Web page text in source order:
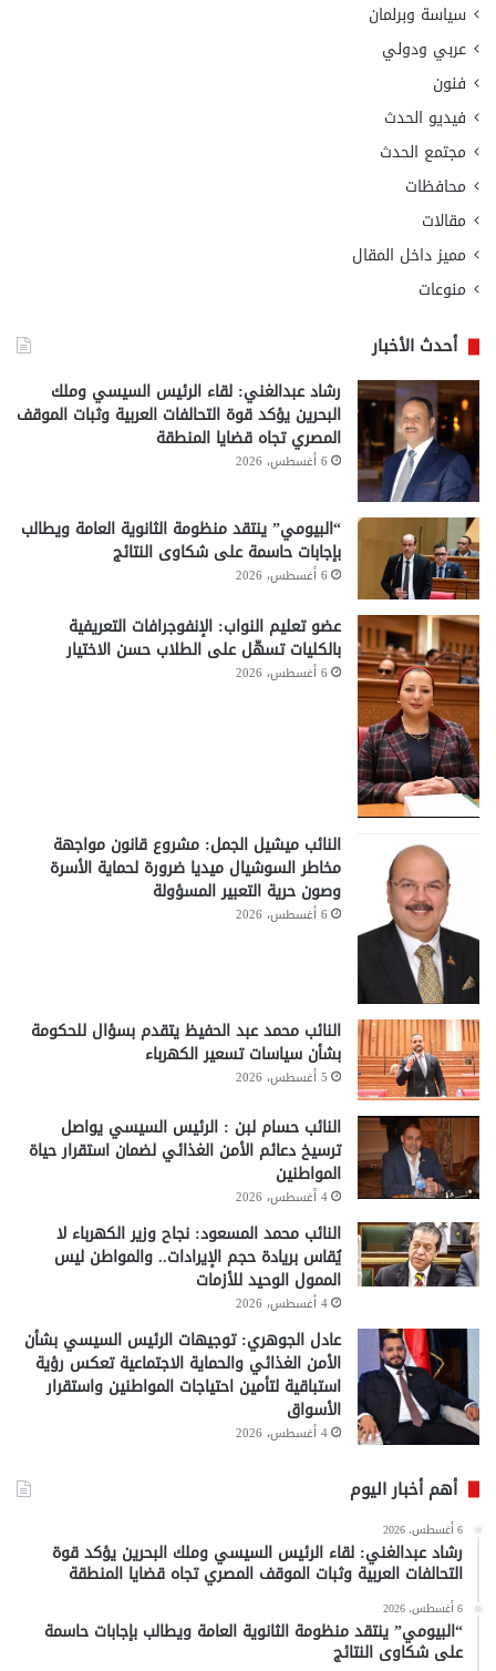
سياسة وبرلمان
عربي ودولي
فنون
فيديو الحدث
مجتمع الحدث
محافظات
مقالات
مميز داخل المقال
منوعات
أحدث الأخبار
رشاد عبدالغني: لقاء الرئيس السيسي وملك
البحرين يؤكد قوة التحالفات العربية وثبات الموقف
المصري تجاه قضايا المنطقة
6 أغسطس، 2026
“البيومي” ينتقد منظومة الثانوية العامة ويطالب
بإجابات حاسمة على شكاوى النتائج
6 أغسطس، 2026
عضو تعليم النواب: الإنفوجرافات التعريفية
بالكليات تسهّل على الطلاب حسن الاختيار
6 أغسطس، 2026
النائب ميشيل الجمل: مشروع قانون مواجهة
مخاطر السوشيال ميديا ضرورة لحماية الأسرة
وصون حرية التعبير المسؤولة
6 أغسطس، 2026
النائب محمد عبد الحفيظ يتقدم بسؤال للحكومة
بشأن سياسات تسعير الكهرباء
5 أغسطس، 2026
النائب حسام لبن : الرئيس السيسي يواصل
ترسيخ دعائم الأمن الغذائي لضمان استقرار حياة
المواطنين
4 أغسطس، 2026
النائب محمد المسعود: نجاح وزير الكهرباء لا
يُقاس بريادة حجم الإيرادات.. والمواطن ليس
الممول الوحيد للأزمات
4 أغسطس، 2026
عادل الجوهري: توجيهات الرئيس السيسي بشأن
الأمن الغذائي والحماية الاجتماعية تعكس رؤية
استباقية لتأمين احتياجات المواطنين واستقرار
الأسواق
4 أغسطس، 2026
أهم أخبار اليوم
6 أغسطس، 2026
رشاد عبدالغني: لقاء الرئيس السيسي وملك البحرين يؤكد قوة
التحالفات العربية وثبات الموقف المصري تجاه قضايا المنطقة
6 أغسطس، 2026
“البيومي” ينتقد منظومة الثانوية العامة ويطالب بإجابات حاسمة
على شكاوى النتائج